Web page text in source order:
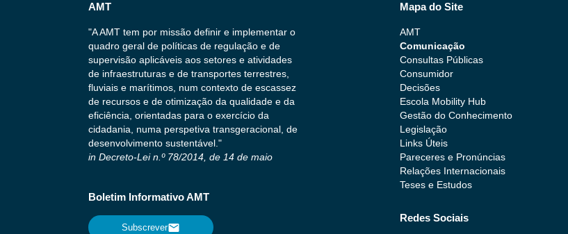
AMT
"A AMT tem por missão definir e implementar o
quadro geral de políticas de regulação e de
supervisão aplicáveis aos setores e atividades
de infraestruturas e de transportes terrestres,
fluviais e marítimos, num contexto de escassez
de recursos e de otimização da qualidade e da
eficiência, orientadas para o exercício da
cidadania, numa perspetiva transgeracional, de
desenvolvimento sustentável."
in Decreto-Lei n.º 78/2014, de 14 de maio
Boletim Informativo AMT
Subscrever
Mapa do Site
AMT
Comunicação
Consultas Públicas
Consumidor
Decisões
Escola Mobility Hub
Gestão do Conhecimento
Legislação
Links Úteis
Pareceres e Pronúncias
Relações Internacionais
Teses e Estudos
Redes Sociais